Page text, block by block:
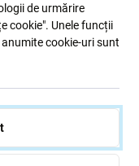
de urmărire
cookie". Unele funcții
cookie-uri sunt